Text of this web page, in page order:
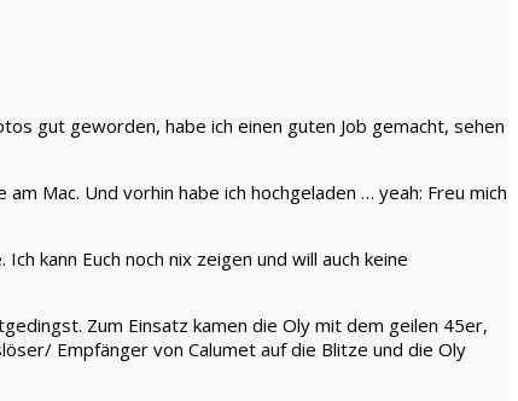
gut geworden, habe ich einen guten Job gemacht, sehen
Mac. Und vorhin habe ich hochgeladen … yeah: Freu mich
kann Euch noch nix zeigen und will auch keine
Zum Einsatz kamen die Oly mit dem geilen 45er,
Empfänger von Calumet auf die Blitze und die Oly